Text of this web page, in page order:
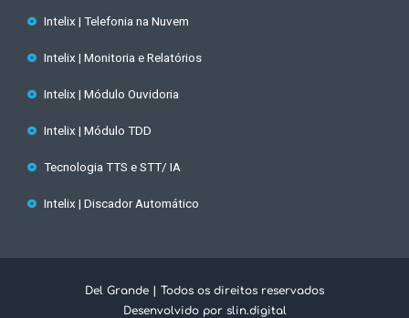
Intelix | Telefonia na Nuvem
Intelix | Monitoria e Relatórios
Intelix | Módulo Ouvidoria
Intelix | Módulo TDD
Tecnologia TTS e STT/ IA
Intelix | Discador Automático
Del Grande | Todos os direitos reservados
Desenvolvido por slin.digital